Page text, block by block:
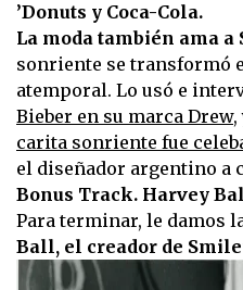
’Donuts y Coca-Cola.
La moda también ama a
sonriente se transformó
atemporal. Lo usó e
Bieber en su marca Drew,
carita sonriente fue
el diseñador argentino a
Bonus Track. Harvey
Para terminar, le damos
Ball, el creador de